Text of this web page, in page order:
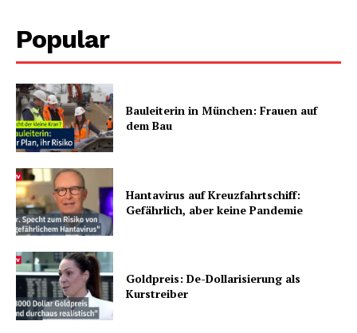
Popular
Bauleiterin in München: Frauen auf
dem Bau
Hantavirus auf Kreuzfahrtschiff:
Gefährlich, aber keine Pandemie
Goldpreis: De-Dollarisierung als
Kurstreiber